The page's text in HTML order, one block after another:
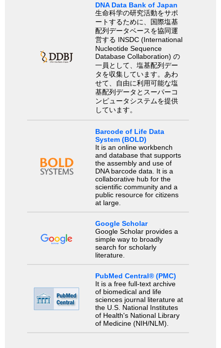
DNA Data Bank of Japan
生命科学の研究活動をサポ
ートするために、国際塩基
配列データベースを協同運
営する INSDC (International
Nucleotide Sequence
Database Collaboration) の
一員として、塩基配列デー
タを収集しています。あわ
せて、自由に利用可能な塩
基配列データとスーパーコ
ンピュータシステムを提供
しています。
Barcode of Life Data
System (BOLD)
It is an online workbench
and database that supports
the assembly and use of
DNA barcode data. It is a
collaborative hub for the
scientific community and a
public resource for citizens
at large.
Google Scholar
Google Scholar provides a
simple way to broadly
search for scholarly
literature.
PubMed Central® (PMC)
It is a free full-text archive
of biomedical and life
sciences journal literature at
the U.S. National Institutes
of Health's National Library
of Medicine (NIH/NLM).